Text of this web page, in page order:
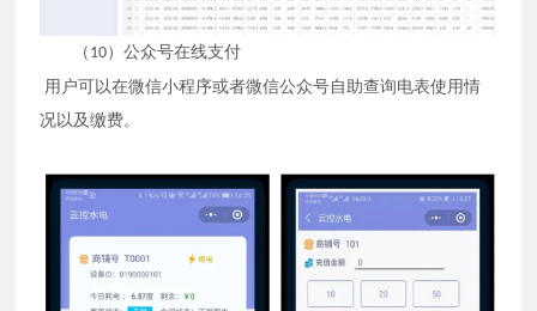
（ 10）公众号在线支付
用户可以在微信小程序或者微信公众号自助查询电表使用情
况以及缴费。